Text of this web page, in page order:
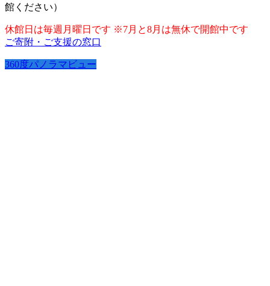
館ください）
休館日は毎週月曜日です ※7月と8月は無休で開館中です
ご寄附・ご支援の窓口
360度パノラマビュー